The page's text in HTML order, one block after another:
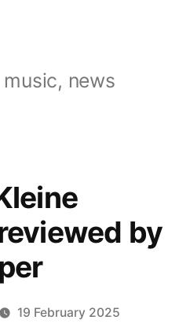
music, news
by
19 February 2025